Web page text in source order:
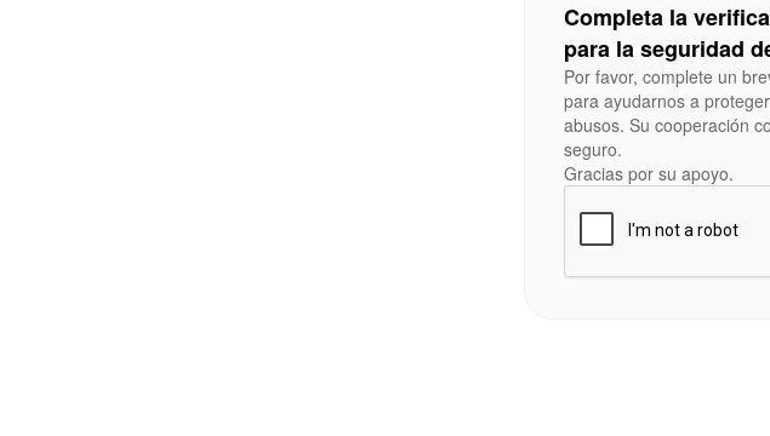
Completa la
para la seguridad
Por favor, complete un
para ayudarnos a
abusos. Su cooperación
seguro.
Gracias por su apoyo.